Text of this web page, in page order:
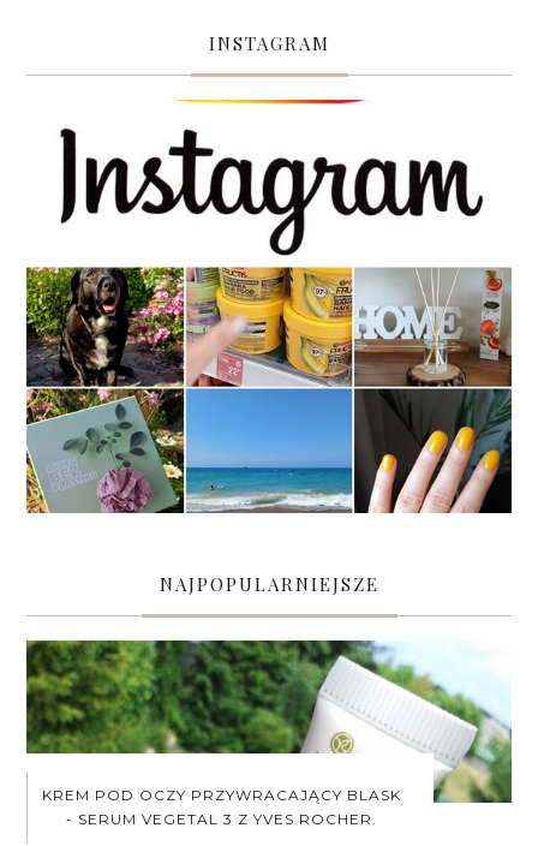
INSTAGRAM
NAJPOPULARNIEJSZE
KREM POD OCZY PRZYWRACAJĄCY BLASK
- SERUM VEGETAL 3 Z YVES ROCHER.